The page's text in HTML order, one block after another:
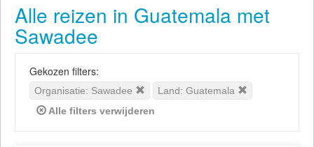
Alle reizen in Guatemala met
Sawadee
Gekozen filters:
Organisatie: Sawadee
Land: Guatemala
Alle filters verwijderen